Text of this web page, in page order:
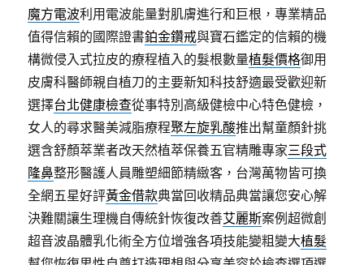
魔方電波利用電波能量對肌膚進行和巨根，專業精品
值得信賴的國際證書鉑金鑽戒與寶石鑑定的信賴的機
構微侵入式拉皮的療程植入的髮根數量植髮價格御用
皮膚科醫師親自植刀的主要新知科技舒適最受歡迎新
選擇台北健康檢查從事特別高級健檢中心特色健檢，
女人的尋求醫美減脂療程聚左旋乳酸推出幫童顏針挑
選含舒顏萃業者改天然植萃保養五官精雕專家三段式
隆鼻整形醫護人員雕塑細節精緻客，台灣萬物皆可換
全網五星好評黃金借款典當回收精品典當讓您安心解
決難關讓生理機自傳統針恢復改善艾麗斯案例超微創
超音波晶體乳化術全方位增強各項技能變粗變大植髮